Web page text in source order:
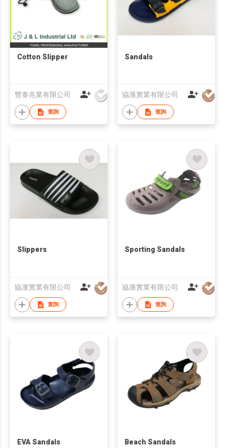
Cotton Slipper
豐泰兆業有限公司
查詢
Sandals
協滙實業有限公司
查詢
Slippers
協滙實業有限公司
查詢
Sporting Sandals
協滙實業有限公司
查詢
EVA Sandals Beach Sandals